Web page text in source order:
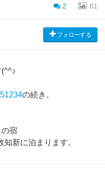
2 81
フォローする
の続き。
宿
新に泊まります。